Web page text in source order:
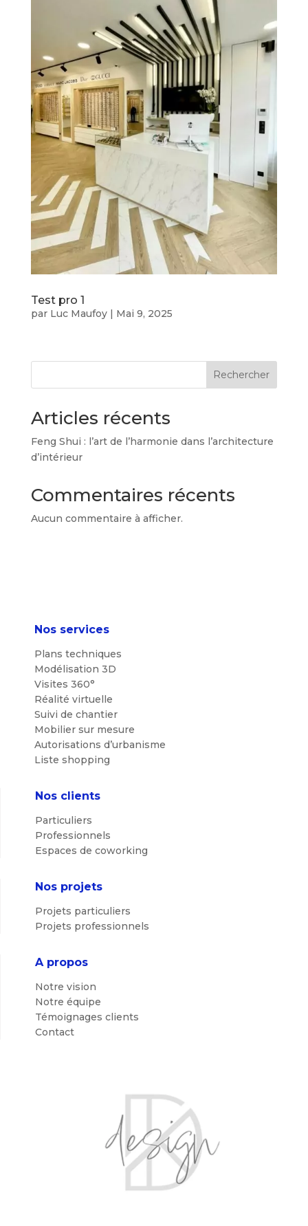
Test pro 1
par Luc Maufoy| Mai 9, 2025
Rechercher
Articles récents
Feng Shui : l’art de l’harmonie dans l’architecture
d’intérieur
Commentaires récents
Aucun commentaire à afficher.
Nos services
Plans techniques
Modélisation 3D
Visites 360°
Réalité virtuelle
Suivi de chantier
Mobilier sur mesure
Autorisations d’urbanisme
Liste shopping
Nos clients
Particuliers
Professionnels
Espaces de coworking
Nos projets
Projets particuliers
Projets professionnels
A propos
Notre vision
Notre équipe
Témoignages clients
Contact